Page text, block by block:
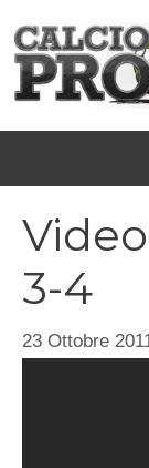
contenuto
3-4
23 Ottobre